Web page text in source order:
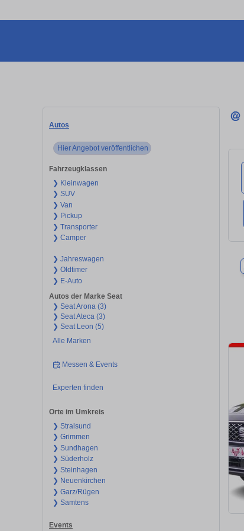
Autos
Hier Angebot veröffentlichen
Fahrzeugklassen
❯ Kleinwagen
❯ SUV
❯ Van
❯ Pickup
❯ Transporter
❯ Camper
❯ Jahreswagen
❯ Oldtimer
❯ E-Auto
Autos der Marke Seat
❯ Seat Arona (3)
❯ Seat Ateca (3)
❯ Seat Leon (5)
Alle Marken
Messen & Events
Experten finden
Orte im Umkreis
❯ Stralsund
❯ Grimmen
❯ Sundhagen
❯ Süderholz
❯ Steinhagen
❯ Neuenkirchen
❯ Garz/Rügen
❯ Samtens
Events